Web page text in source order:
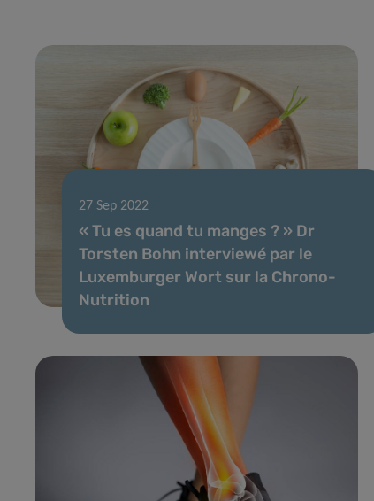
27 Sep 2022
« Tu es quand tu manges ? » Dr
Torsten Bohn interviewé par le
Luxemburger Wort sur la Chrono-
Nutrition